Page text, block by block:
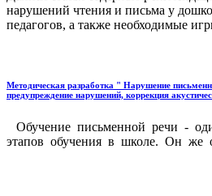
нарушений чтения и письма у
педагогов, а также необходимые
Методическая разработка " Нарушение
предупреждение нарушений, коррекция
Обучение письменной речи -
этапов обучения в школе. Он же